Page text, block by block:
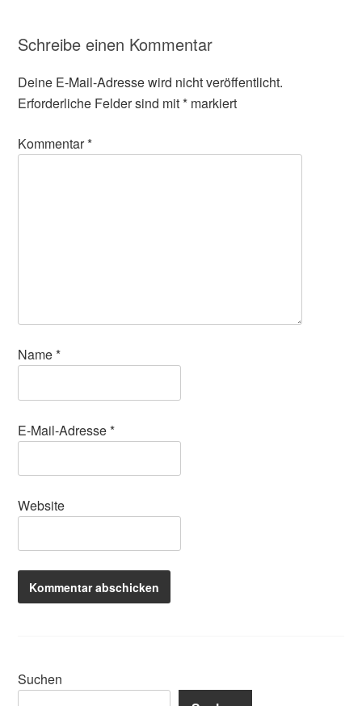
Schreibe einen Kommentar
Deine E-Mail-Adresse wird nicht veröffentlicht.
Erforderliche Felder sind mit* markiert
Kommentar*
Name*
E-Mail-Adresse*
Website
Suchen